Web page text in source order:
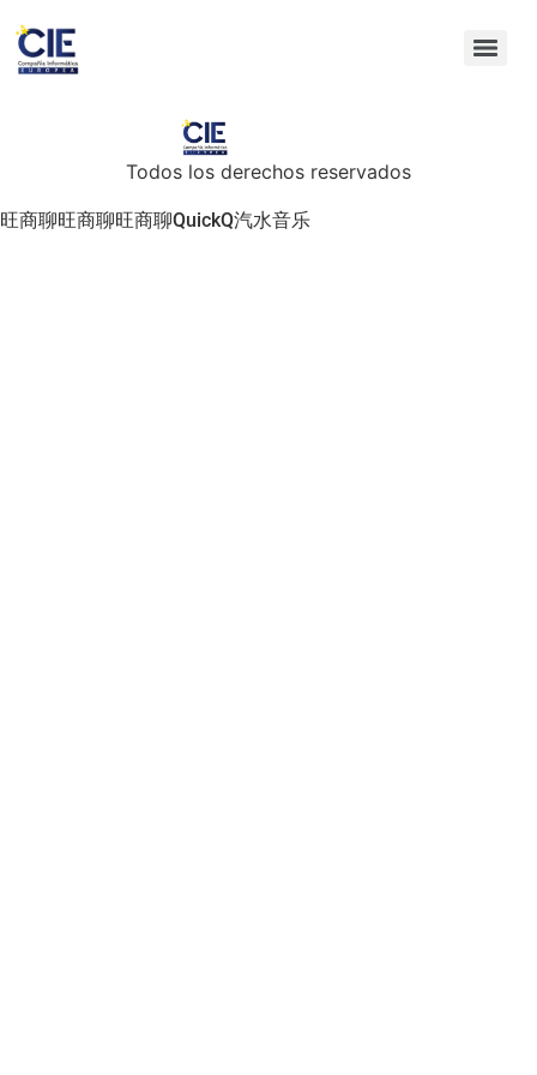
Todos los derechos reservados
旺商聊旺商聊旺商聊QuickQ汽水音乐